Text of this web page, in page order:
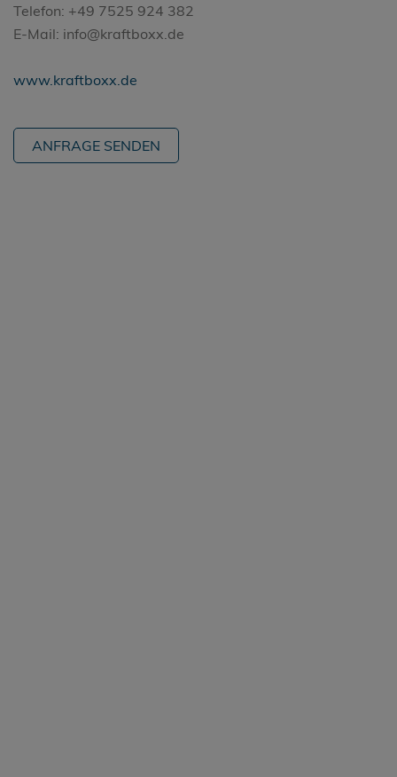
Telefon: +49 7525 924 382
E-Mail: info@kraftboxx.de
www.kraftboxx.de
ANFRAGE SENDEN